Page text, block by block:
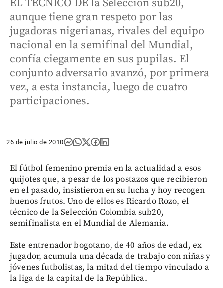
EL TÉCNICO DE la Selección sub20,
aunque tiene gran respeto por las
jugadoras nigerianas, rivales del equipo
nacional en la semifinal del Mundial,
confía ciegamente en sus pupilas. El
conjunto adversario avanzó, por primera
vez, a esta instancia, luego de cuatro
participaciones.
26 de julio de 2010
El fútbol femenino premia en la actualidad a esos
quijotes que, a pesar de los postazos que recibieron
en el pasado, insistieron en su lucha y hoy recogen
buenos frutos. Uno de ellos es Ricardo Rozo, el
técnico de la Selección Colombia sub20,
semifinalista en el Mundial de Alemania.
Este entrenador bogotano, de 40 años de edad, ex
jugador, acumula una década de trabajo con niñas y
jóvenes futbolistas, la mitad del tiempo vinculado a
la liga de la capital de la República.